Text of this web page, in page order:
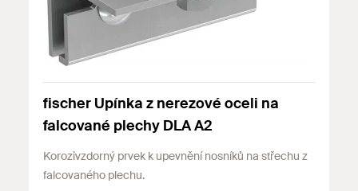
fischer Upínka z nerezové oceli na
falcované plechy DLA A2
Korozivzdorný prvek k upevnění nosníků na střechu z
falcovaného plechu.